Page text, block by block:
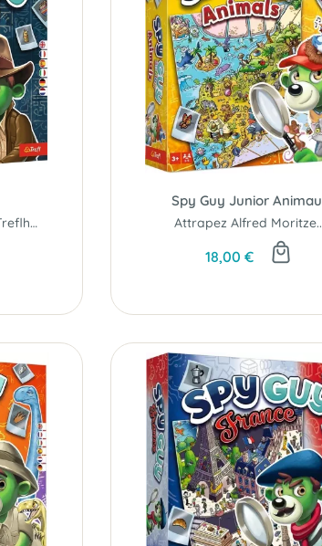
La pyramide perdue de Treflhotep IV a été découverte !
Spy Guy Junior
Attrapez Alfred
18,00 €